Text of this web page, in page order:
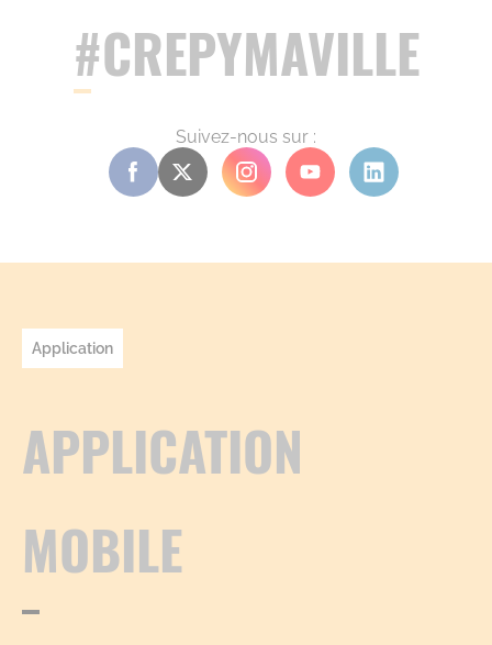
#CREPYMAVILLE
Suivez-nous sur :
Application
APPLICATION
MOBILE